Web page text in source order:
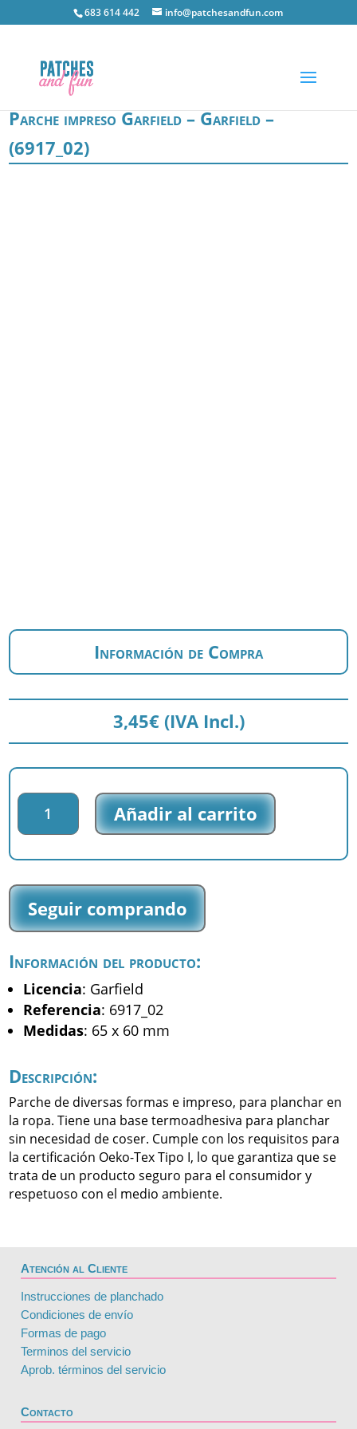
683 614 442 info@patchesandfun.com
Parche impreso Garfield – Garfield –
(6917_02)
Información de Compra
3,45€ (IVA Incl.)
Parche
impreso
Garfield
-
-
(6917_02)
cantidad
Añadir al carrito
Seguir comprando
Información del producto:
Licencia: Garfield
Referencia: 6917_02
Medidas: 65 x 60 mm
Descripción:
Parche de diversas formas e impreso, para planchar en
la ropa. Tiene una base termoadhesiva para planchar
sin necesidad de coser. Cumple con los requisitos para
la certificación Oeko-Tex Tipo I, lo que garantiza que se
trata de un producto seguro para el consumidor y
respetuoso con el medio ambiente.
Atención al Cliente
Instrucciones de planchado
Condiciones de envío
Formas de pago
Terminos del servicio
Aprob. términos del servicio
Contacto